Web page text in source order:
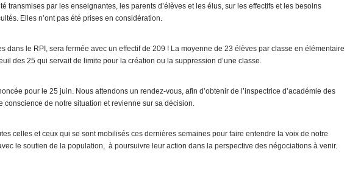
transmises par les enseignantes, les parents d’élèves et les élus, sur les effectifs et les besoins
Elles n’ont pas été prises en considération.
dans le RPI, sera fermée avec un effectif de 209 ! La moyenne de 23 élèves par classe en élémentaire
des 25 qui servait de limite pour la création ou la suppression d’une classe.
pour le 25 juin. Nous attendons un rendez-vous, afin d’obtenir de l’inspectrice d’académie des
conscience de notre situation et revienne sur sa décision.
celles et ceux qui se sont mobilisés ces dernières semaines pour faire entendre la voix de notre
le soutien de la population, à poursuivre leur action dans la perspective des négociations à venir.